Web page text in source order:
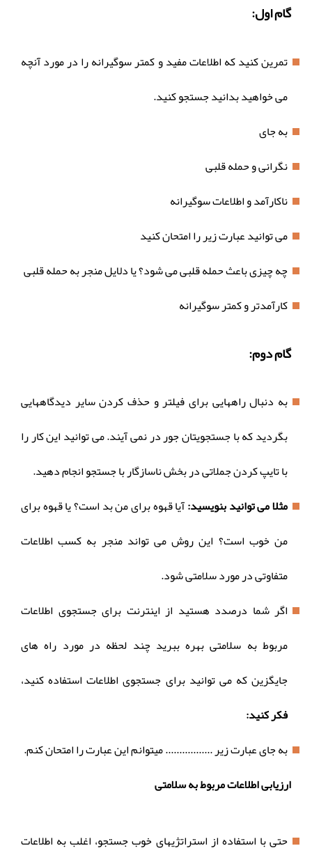
گام اول:
تمرین کنید که اطلاعات مفید و کمتر سوگیرانه را در مورد آنچه
می خواهید بدانید جستجو کنید.
به جای
نگرانی و حمله قلبی
ناکارآمد و اطلاعات سوگیرانه
می توانید عبارت زیر را امتحان کنید
چه چیزی باعث حمله قلبی می شود؟ یا دلایل منجر به حمله قلبی
کارآمدتر و کمتر سوگیرانه
گام دوم:
به دنبال راههایی برای فیلتر و حذف کردن سایر دیدگاههایی
بگردید که با جستجویتان جور در نمی آیند. می توانید این کار را
با تایپ کردن جملاتی در بخش ناسازگار با جستجو انجام دهید.
مثلا می توانید بنویسید:آیا قهوه برای من بد است؟ یا قهوه برای
من خوب است؟ این روش می تواند منجر به کسب اطلاعات
متفاوتی در مورد سلامتی شود.
اگر شما درصدد هستید از اینترنت برای جستجوی اطلاعات
مربوط به سلامتی بهره ببرید چند لحظه در مورد راه های
جایگزین که می توانید برای جستجوی اطلاعات استفاده کنید،
فکر کنید:
به جای عبارت زیر ................. میتوانم این عبارت را امتحان کنم.
ارزیابی اطلاعات مربوط به سلامتی
حتی با استفاده از استراتژیهای خوب جستجو، اغلب به اطلاعات